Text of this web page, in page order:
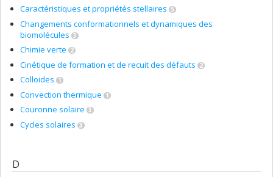
Caractéristiques et propriétés stellaires 5
Changements conformationnels et dynamiques des
biomolécules 3
Chimie verte 2
Cinétique de formation et de recuit des défauts 2
Colloides 1
Convection thermique 1
Couronne solaire 3
Cycles solaires 3
D